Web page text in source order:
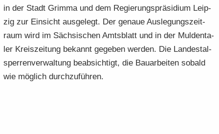
in der Stadt Grim­ma und dem Re­gie­rungs­prä­si­di­um Leip­
zig zur Ein­sicht aus­ge­legt. Der ge­naue Aus­le­gungs­zeit­
raum wird im Säch­si­schen Amts­blatt und in der Mul­den­ta­
ler Kreis­zei­tung be­kannt ge­ge­ben wer­den. Die Lan­des­tal­
sper­ren­ver­wal­tung be­ab­sich­tigt, die Bau­ar­bei­ten so­bald
wie mög­lich durch­zu­füh­ren.